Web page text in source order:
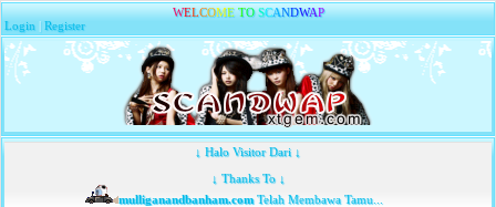
WELCOME TO SCANDWAP
Login |Register
↓ Halo Visitor Dari ↓
↓ Thanks To ↓
mulliganandbanham.comTelah Membawa Tamu...